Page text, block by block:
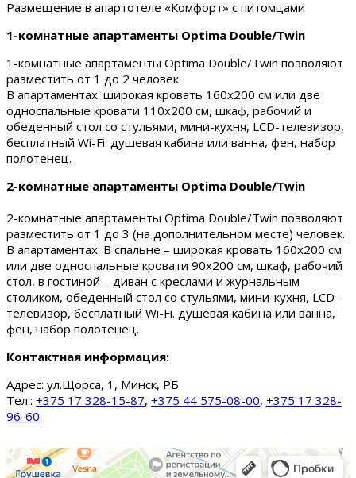
Размещение в апартотеле «Комфорт» с питомцами
1-комнатные апартаменты Optima Double/Twin
1-комнатные апартаменты Optima Double/Twin позволяют
разместить от 1 до 2 человек.
В апартаментах: широкая кровать 160х200 см или две
односпальные кровати 110х200 см, шкаф, рабочий и
обеденный стол со стульями, мини-кухня, LCD-телевизор,
бесплатный Wi-Fi. душевая кабина или ванна, фен, набор
полотенец.
2-комнатные апартаменты Optima Double/Twin
2-комнатные апартаменты Optima Double/Twin позволяют
разместить от 1 до 3 (на дополнительном месте) человек.
В апартаментах: В спальне – широкая кровать 160х200 см
или две односпальные кровати 90х200 см, шкаф, рабочий
стол, в гостиной – диван с креслами и журнальным
столиком, обеденный стол со стульями, мини-кухня, LCD-
телевизор, бесплатный Wi-Fi. душевая кабина или ванна,
фен, набор полотенец.
Контактная информация:
Адрес: ул.Щорса, 1, Минск, РБ
Тел.: +375 17 328-15-87, +375 44 575-08-00, +375 17 328-
96-60